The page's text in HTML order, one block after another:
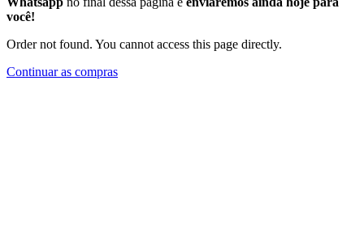
você!
Order not found. You cannot access this page directly.
Continuar as compras